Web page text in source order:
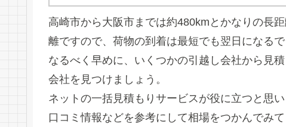
高崎市から大阪市までは約480kmとかなりの長
離ですので、荷物の到着は最短でも翌日になるで
なるべく早めに、いくつかの引越し会社から見
会社を見つけましょう。
ネットの一括見積もりサービスが役に立つと思い
口コミ情報などを参考にして相場をつかんでみて